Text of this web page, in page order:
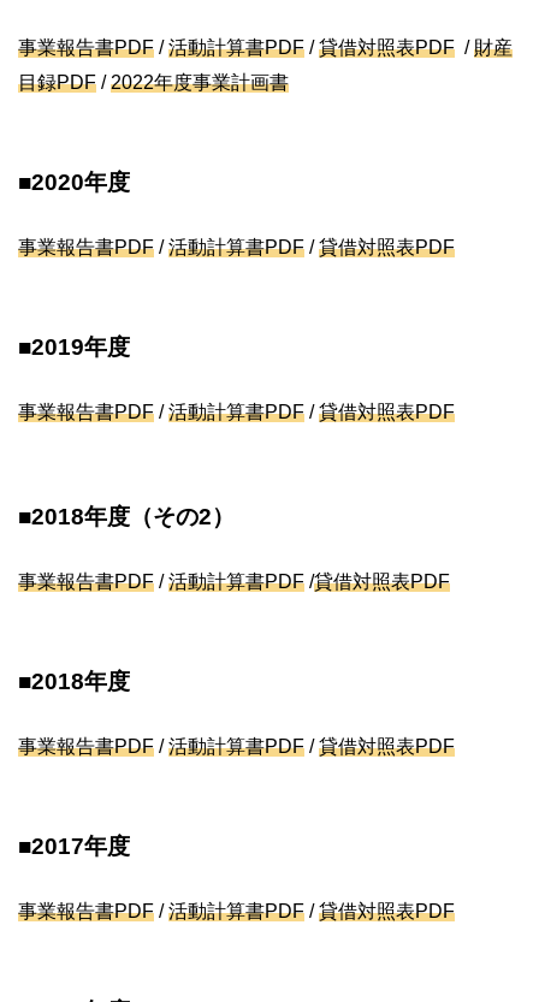
事業報告書PDF / 活動計算書PDF / 貸借対照表PDF / 財産
目録PDF / 2022年度事業計画書
■2020年度
事業報告書PDF / 活動計算書PDF / 貸借対照表PDF
■2019年度
事業報告書PDF /活動計算書PDF /貸借対照表PDF
■2018年度（その2）
事業報告書PDF /活動計算書PDF /貸借対照表PDF
■2018年度
事業報告書PDF / 活動計算書PDF /貸借対照表PDF
■2017年度
事業報告書PDF /活動計算書PDF /貸借対照表PDF